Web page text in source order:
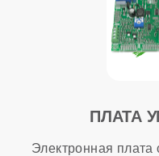
Модуляция мощности
ПЛАТА
Электронная плата